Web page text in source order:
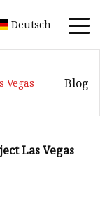
Deutsch
Vegas
Blog
Las Vegas